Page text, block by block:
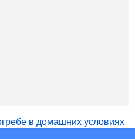
в домашних условиях